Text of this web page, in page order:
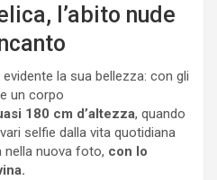
l’abito nude
la sua bellezza: con gli
un corpo
180 cm d’altezza, quando
selfie dalla vita quotidiana
nella nuova foto, con lo